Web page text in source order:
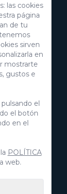
S.L.
las cookies
página
de tu
sirven
en
mostrarte
gustos e
el
el botón
en el
POLÍTICA
web.